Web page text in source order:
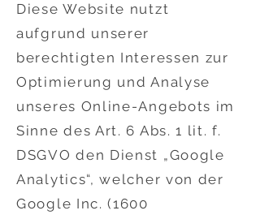
Diese Website nutzt
aufgrund unserer
berechtigten Interessen zur
Optimierung und Analyse
unseres Online-Angebots im
Sinne des Art. 6 Abs. 1 lit. f.
DSGVO den Dienst „Google
Analytics“, welcher von der
Google Inc. (1600